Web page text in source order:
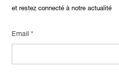
et restez connecté à notre actualité
Email *